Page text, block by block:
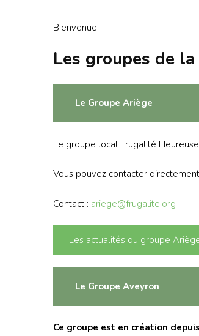
Bienvenue!
Les groupes de
Le Groupe Ariège
Le groupe local Frugalité
Vous pouvez contacter
Contact : ariege@frugalite.org
Les actualités du groupe
Le Groupe Aveyron
Ce groupe est en création